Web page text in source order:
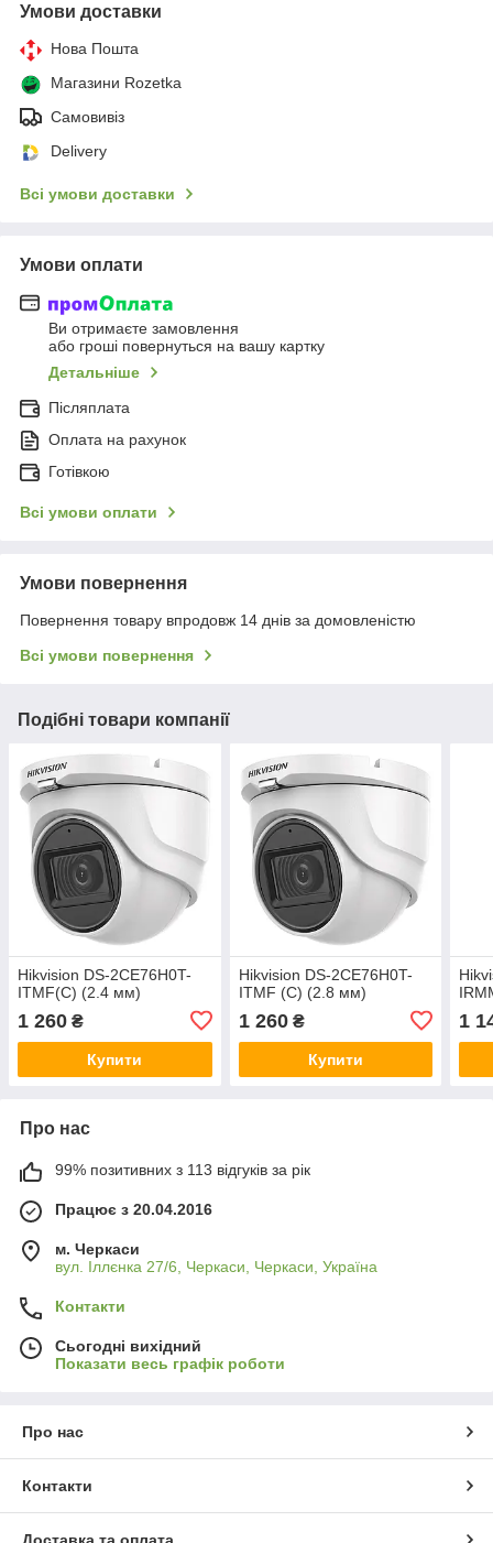
Умови доставки
Нова Пошта
Магазини Rozetka
Самовивіз
Delivery
Всі умови доставки
Умови оплати
Ви отримаєте замовлення
або гроші повернуться на вашу картку
Детальніше
Післяплата
Оплата на рахунок
Готівкою
Всі умови оплати
Умови повернення
Повернення товару впродовж 14 днів за домовленістю
Всі умови повернення
Подібні товари компанії
Hikvision DS-2CE76H0T-
ITMF(C) (2.4 мм)
1 260 ₴
Купити
Hikvision DS-2CE76H0T-
ITMF (C) (2.8 мм)
1 260₴
Купити
1
Про нас
99% позитивних з 113 відгуків за рік
Працює з 20.04.2016
м. Черкаси
вул. Іллєнка 27/6, Черкаси, Черкаси, Україна
Контакти
Сьогодні вихідний
Показати весь графік роботи
Про нас
Контакти